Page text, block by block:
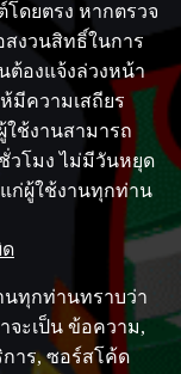
ดยตรง หากตรวจ
สงวนสิทธิ์ในการ
ต้องแจ้งล่วงหน้า
มีความเสถียร
ใช้งานสามารถ
วโมง ไม่มีวันหยุด
ก่ผู้ใช้งานทุกท่าน
ด
านทุกท่านทราบว่า
จะเป็น ข้อความ,
การ, ซอร์สโค้ด